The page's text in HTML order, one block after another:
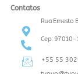
Contatos
Rua Ernesto
Cep: 97010-
+55 55